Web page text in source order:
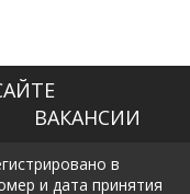
ВАКАНСИИ
в
и дата принятия